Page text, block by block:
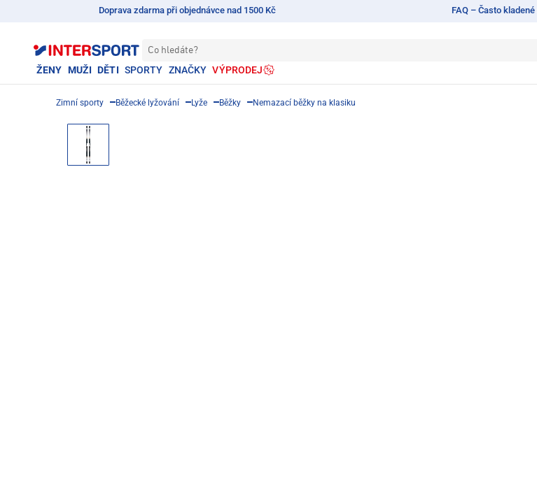
Doprava zdarma při objednávce nad 1500 Kč FAQ – Často
Co hledáte?
ŽENY MUŽI DĚTI SPORTY ZNAČKY VÝPRODEJ
Zimní sporty Běžecké lyžování Lyže Běžky Nemazací běžky na klasiku